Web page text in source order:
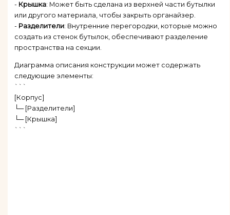
- Крышка: Может быть сделана из верхней части бутылки
или другого материала, чтобы закрыть органайзер.
- Разделители: Внутренние перегородки, которые можно
создать из стенок бутылок, обеспечивают разделение
пространства на секции.
Диаграмма описания конструкции может содержать
следующие элементы:
```
[Корпус]
└─ [Разделители]
└─ [Крышка]
```